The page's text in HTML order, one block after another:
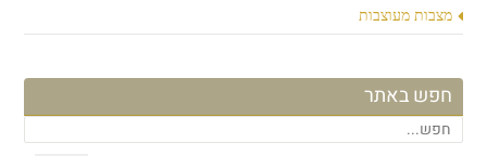
מצבות מעוצבות
חפש באתר